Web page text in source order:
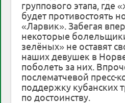
группового этапа, где
будет противостоять
«Ларвик». Забегая
некоторые
зелёных» не оставят
наших девушек в
поболеть за них.
послематчевой пресс-
поддержку кубанских
по достоинству.